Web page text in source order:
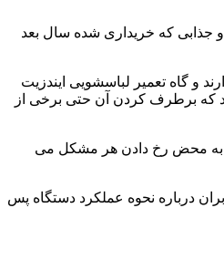
و جذابی که خریداری شده سال بعد
و گاه تعمیر لباسشویی ایندزیت
که برطرف کردن آن حتی برخی از
به محض رخ دادن هر مشکل می
درباره نحوه عملکرد دستگاه پس